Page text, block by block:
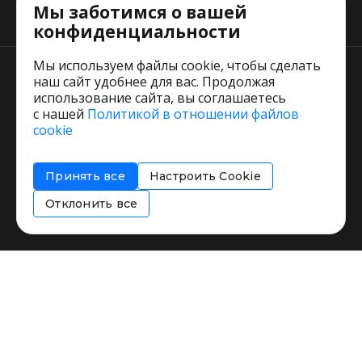
Тарифы
Пользовательское соглашение
Соглашение об информировании
Политика использования cookies
Мы заботимся о вашей
конфиденциальности
Мы используем файлы cookie, чтобы сделать
наш сайт удобнее для вас. Продолжая
использование сайта, вы соглашаетесь
с нашей Политикой в отношении файлов
cookie
Принять все
Настроить Cookie
Отклонить все